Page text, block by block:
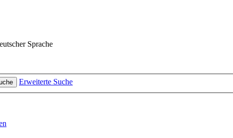
Sprache
Erweiterte Suche